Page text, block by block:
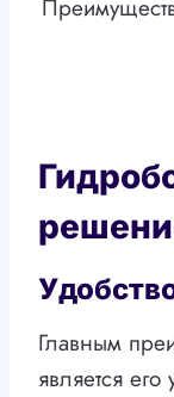
Главным
является его